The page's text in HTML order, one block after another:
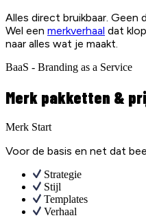
Alles direct bruikbaar. Geen
Wel een merkverhaal dat
naar alles wat je maakt.
BaaS - Branding as a Service
Merk pakketten &
Merk Start
Voor de basis en net dat
Strategie
Stijl
Templates
Verhaal